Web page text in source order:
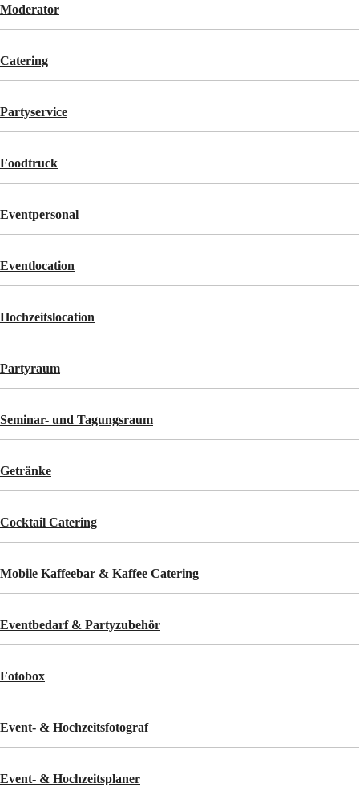
Moderator
Catering
Partyservice
Foodtruck
Eventpersonal
Eventlocation
Hochzeitslocation
Partyraum
Seminar- und Tagungsraum
Getränke
Cocktail Catering
Mobile Kaffeebar & Kaffee Catering
Eventbedarf & Partyzubehör
Fotobox
Event- & Hochzeitsfotograf
Event- & Hochzeitsplaner